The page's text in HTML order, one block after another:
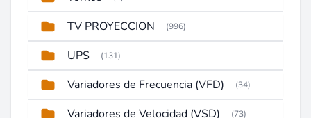
TV PROYECCION (996)
UPS (131)
Variadores de Frecuencia (VFD) (34)
Variadores de Velocidad (VSD) (73)